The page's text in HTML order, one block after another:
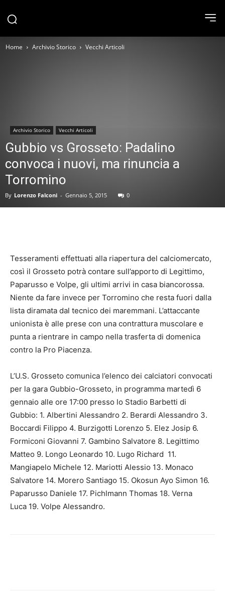
Home Archivio Storico Vecchi Articoli
Archivio Storico Vecchi Articoli
Gubbio vs Grosseto: Padalino
convoca i nuovi, ma rinuncia a
Torromino
By Lorenzo Falconi - Gennaio 5, 2015 0
Tesseramenti effettuati alla riapertura del calciomercato,
così il Grosseto potrà contare sull’apporto di Legittimo,
Paparusso e Volpe, gli ultimi arrivi in casa biancorossa.
Niente da fare invece per Torromino che resta fuori dalla
lista diramata dal tecnico dei maremmani. L’attaccante
unionista è alle prese con una contrattura muscolare e
punta a rientrare in campo nella trasferta di domenica
contro la Pro Piacenza.
L’U.S. Grosseto comunica l’elenco dei calciatori convocati
per la gara Gubbio-Grosseto, in programma martedì 6
gennaio alle ore 17:00 presso lo Stadio Barbetti di
Gubbio: 1. Albertini Alessandro 2. Berardi Alessandro 3.
Boccardi Filippo 4. Burzigotti Lorenzo 5. Elez Josip 6.
Formiconi Giovanni 7. Gambino Salvatore 8. Legittimo
Matteo 9. Longo Leonardo 10. Lugo Richard 11.
Mangiapelo Michele 12. Mariotti Alessio 13. Monaco
Salvatore 14. Morero Santiago 15. Okosun Ayo Simon 16.
Paparusso Daniele 17. Pichlmann Thomas 18. Verna
Luca 19. Volpe Alessandro.